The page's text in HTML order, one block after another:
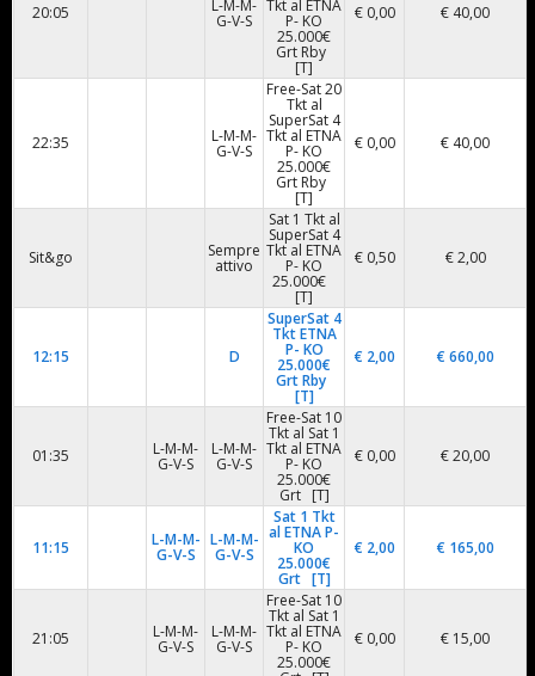
20:05 L-M-M-
G-V-S
Tkt al ETNA
P- KO
25.000€
Grt Rby
[T]
€ 0,00 € 40,00
22:35 L-M-M-
G-V-S
Free-Sat 20
Tkt al
SuperSat 4
Tkt al ETNA
P- KO
25.000€
Grt Rby
[T]
€ 0,00 € 40,00
Sit&go Sempre
attivo
Sat 1 Tkt al
SuperSat 4
Tkt al ETNA
P- KO
25.000€
[T]
€ 0,50 € 2,00
12:15 D
SuperSat 4
Tkt ETNA
P- KO
25.000€
Grt Rby
[T]
€ 2,00 € 660,00
01:35 L-M-M-
G-V-S
L-M-M-
G-V-S
Free-Sat 10
Tkt al Sat 1
Tkt al ETNA
P- KO
25.000€
Grt [T]
€ 0,00 € 20,00
11:15 L-M-M-
G-V-S
L-M-M-
G-V-S
Sat 1 Tkt
al ETNA P-
KO
25.000€
Grt [T]
€ 2,00 € 165,00
21:05 L-M-M-
G-V-S
L-M-M-
G-V-S
Free-Sat 10
Tkt al Sat 1
Tkt al ETNA
P- KO
25.000€
€ 0,00 € 15,00